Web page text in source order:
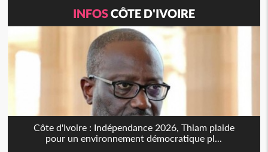
INFOSCÔTE D'IVOIRE
Côte d'Ivoire : Indépendance 2026, Thiam plaide
pour un environnement démocratique pl...